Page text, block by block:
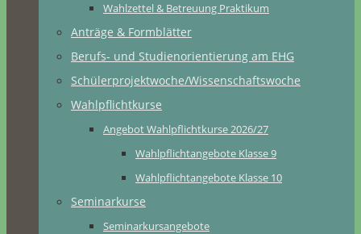
Wahlzettel & Betreuung Praktikum
Anträge & Formblätter
Berufs- und Studienorientierung am EHG
Schülerprojektwoche/Wissenschaftswoche
Wahlpflichtkurse
Angebot Wahlpflichtkurse 2026/27
Wahlpflichtangebote Klasse 9
Wahlpflichtangebote Klasse 10
Seminarkurse
Seminarkursangebote